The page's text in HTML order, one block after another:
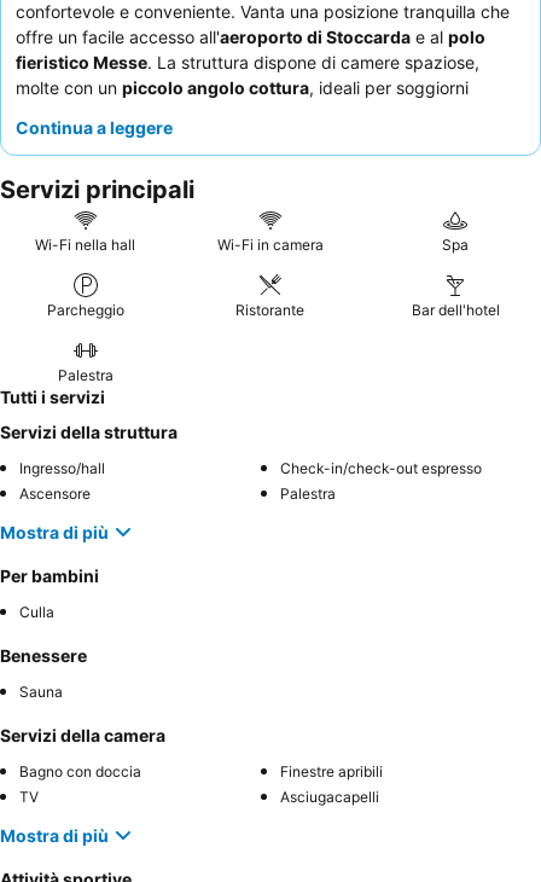
confortevole e conveniente. Vanta una posizione tranquilla che
offre un facile accesso all'aeroporto di Stoccarda e al polo
fieristico Messe. La struttura dispone di camere spaziose,
molte con un piccolo angolo cottura, ideali per soggiorni
eccezionaledel personale della reception e l'ampio
dovrebbero richiedere una camera con vista sul giardino.
Continua a leggere
Servizi principali
Wi-Fi nella hall Wi-Fi in camera Spa
Parcheggio Ristorante Bar dell'hotel
Palestra
Tutti i servizi
Servizi della struttura
Ingresso/hall
Check-in/check-out espresso
Ascensore
Palestra
Mostra di più
Per bambini
Culla
Benessere
Sauna
Servizi della camera
Bagno con doccia
Finestre apribili
TV
Asciugacapelli
Mostra di più